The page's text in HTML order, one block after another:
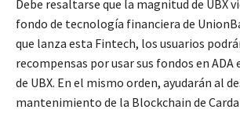
Debe resaltarse que la magnitud de UBX
fondo de tecnología financiera de
que lanza esta Fintech, los usuarios
recompensas por usar sus fondos en
de UBX. En el mismo orden, ayudarán al
mantenimiento de la Blockchain de